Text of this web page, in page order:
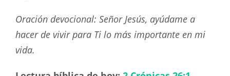
Oración devocional: Señor Jesús, ayúdame a
hacer de vivir para Ti lo más importante en mi
vida.